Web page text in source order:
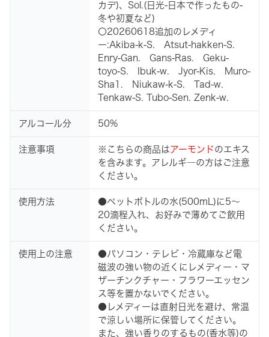
カデ)、Sol.(日光-日本で作ったもの-
冬や初夏など)
〇20260618追加のレメディ
ー:Akiba-k-S. Atsut-hakken-S.
Enry-Gan. Gans-Ras. Geku-
toyo-S. Ibuk-w. Jyor-Kis. Muro-
Sha1. Niukaw-k-S. Tad-w.
Tenkaw-S. Tubo-Sen. Zenk-w.
アルコール分 50%
注意事項 ※こちらの商品は アーモンド のエキス
を含みます。アレルギ―の方はご注意
ください。
使用方法
●ペットボトルの水(500mL)に5～
20滴程入れ、お好みで薄めてご飲用
ください。
使用上の注意
●パソコン・テレビ・冷蔵庫など電
磁波の強い物の近くにレメディー・マ
ザーチンクチャー・フラワーエッセン
ス等を置かないでください。
●レメディーは直射日光を避け、常温
で涼しい場所に保管してください。
また、強い香りのするもの(香水等)の